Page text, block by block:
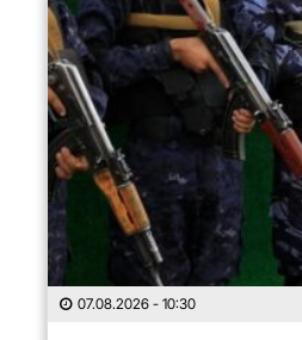
07.08.2026 - 10:30